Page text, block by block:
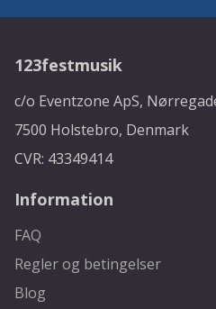
123festmusik
c/o Eventzone ApS,
7500 Holstebro, Denmark
CVR: 43349414
Information
FAQ
Regler og betingelser
Blog